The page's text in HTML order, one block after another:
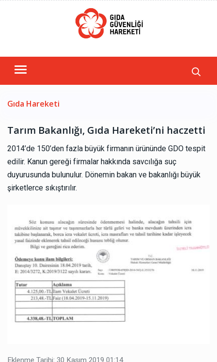
Gıda Hareketi
Tarım Bakanlığı, Gıda Hareketi’ni haczetti
2014’de 150’den fazla büyük firmanın ürününde GDO tespit
edilir. Kanun gereği firmalar hakkında savcılığa suç
duyurusunda bulunulur. Dönemin bakan ve bakanlığı büyük
şirketlerce sıkıştırılır.